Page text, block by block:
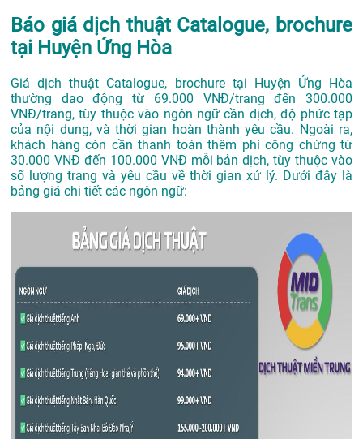
Báo giá dịch thuật Catalogue, brochure
tại Huyện Ứng Hòa
Giá dịch thuật Catalogue, brochure tại Huyện Ứng Hòa
thường dao động từ 69.000 VNĐ/trang đến 300.000
VNĐ/trang, tùy thuộc vào ngôn ngữ cần dịch, độ phức tạp
của nội dung, và thời gian hoàn thành yêu cầu. Ngoài ra,
khách hàng còn cần thanh toán thêm phí công chứng từ
30.000 VNĐ đến 100.000 VNĐ mỗi bản dịch, tùy thuộc vào
số lượng trang và yêu cầu về thời gian xử lý. Dưới đây là
bảng giá chi tiết các ngôn ngữ: